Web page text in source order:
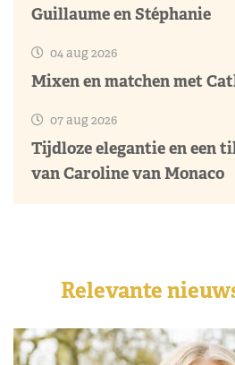
Guillaume en Stéphanie
04 aug 2026
Mixen en matchen met
07 aug 2026
Tijdloze elegantie en een
van Caroline van Monaco
Relevante